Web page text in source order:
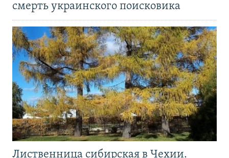
смерть украинского поисковика
Лиственница сибирская в Чехии.